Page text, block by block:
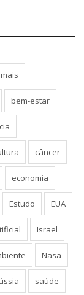
bem-estar
câncer
economia
Estudo EUA
Israel
Nasa
saúde